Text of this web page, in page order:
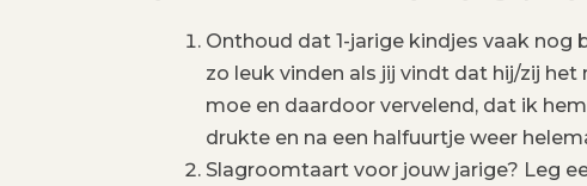
Onthoud dat 1-jarige kindjes vaak nog
zo leuk vinden als jij vindt dat hij/zij
moe en daardoor vervelend, dat ik
drukte en na een halfuurtje weer
Slagroomtaart voor jouw jarige? Leg